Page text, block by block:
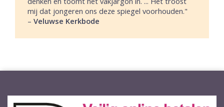
mij dat jongeren ons deze spiegel voorhouden."
– Veluwse Kerkbode